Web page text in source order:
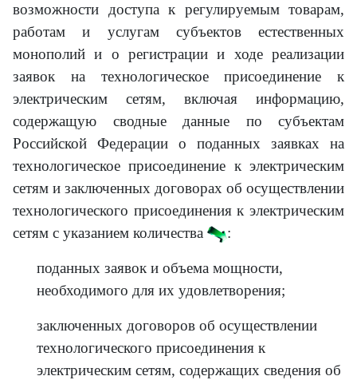
возможности доступа к регулируемым товарам,
работам и услугам субъектов естественных
монополий и о регистрации и ходе реализации
заявок на технологическое присоединение к
электрическим сетям, включая информацию,
содержащую сводные данные по субъектам
Российской Федерации о поданных заявках на
технологическое присоединение к электрическим
сетям и заключенных договорах об осуществлении
технологического присоединения к электрическим
сетям с указанием количества
:
поданных заявок и объема мощности,
необходимого для их удовлетворения;
заключенных договоров об осуществлении
технологического присоединения к
электрическим сетям, содержащих сведения об